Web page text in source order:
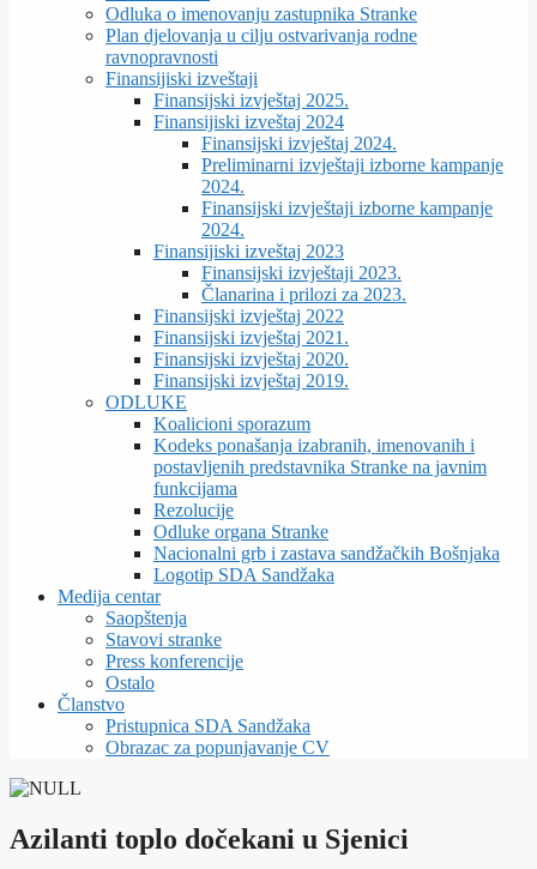
Odluka o imenovanju zastupnika Stranke
Plan djelovanja u cilju ostvarivanja rodne
ravnopravnosti
Finansijiski izveštaji
Finansijski izvještaj 2025.
Finansijiski izveštaj 2024
Finansijski izvještaj 2024.
Preliminarni izvještaji izborne kampanje
2024.
Finansijski izvještaji izborne kampanje
2024.
Finansijiski izveštaj 2023
Finansijski izvještaji 2023.
Članarina i prilozi za 2023.
Finansijski izvještaj 2022
Finansijski izvještaj 2021.
Finansijski izvještaj 2020.
Finansijski izvještaj 2019.
ODLUKE
Koalicioni sporazum
Kodeks ponašanja izabranih, imenovanih i
postavljenih predstavnika Stranke na javnim
funkcijama
Rezolucije
Odluke organa Stranke
Nacionalni grb i zastava sandžačkih Bošnjaka
Logotip SDA Sandžaka
Medija centar
Saopštenja
Stavovi stranke
Press konferencije
Ostalo
Članstvo
Pristupnica SDA Sandžaka
Obrazac za popunjavanje CV
Azilanti toplo dočekani u Sjenici